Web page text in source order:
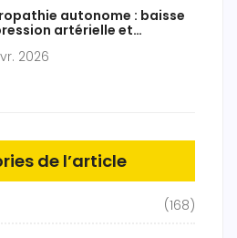
autonome : baisse
artérielle et
2026
de l’article
(168)